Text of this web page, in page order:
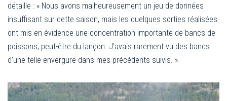
détaille : « Nous avons malheureusement un jeu de données
insuffisant sur cette saison, mais les quelques sorties réalisées
ont mis en évidence une concentration importante de bancs de
poissons, peut-être du lançon. J’avais rarement vu des bancs
d’une telle envergure dans mes précédents suivis. »